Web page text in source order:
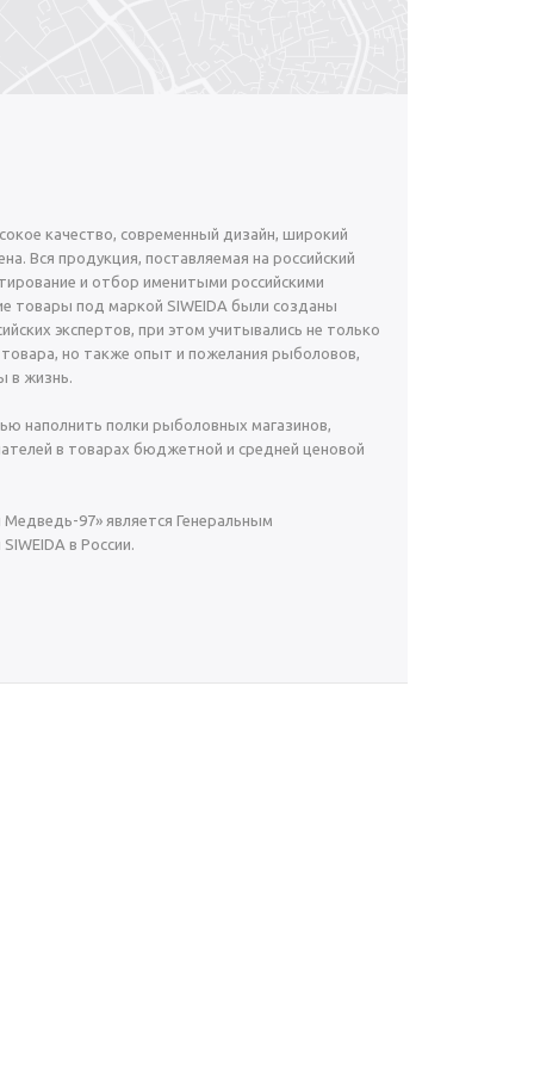
качество, современный дизайн, широкий
Вся продукция, поставляемая на российский
и отбор именитыми российскими
товары под маркой SIWEIDA были созданы
экспертов, при этом учитывались не только
но также опыт и пожелания рыболовов,
в жизнь.
наполнить полки рыболовных магазинов,
в товарах бюджетной и средней ценовой
97» является Генеральным
в России.